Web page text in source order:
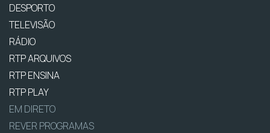
DESPORTO
TELEVISÃO
RÁDIO
RTP ARQUIVOS
RTP ENSINA
RTP PLAY
EM DIRETO
REVER PROGRAMAS